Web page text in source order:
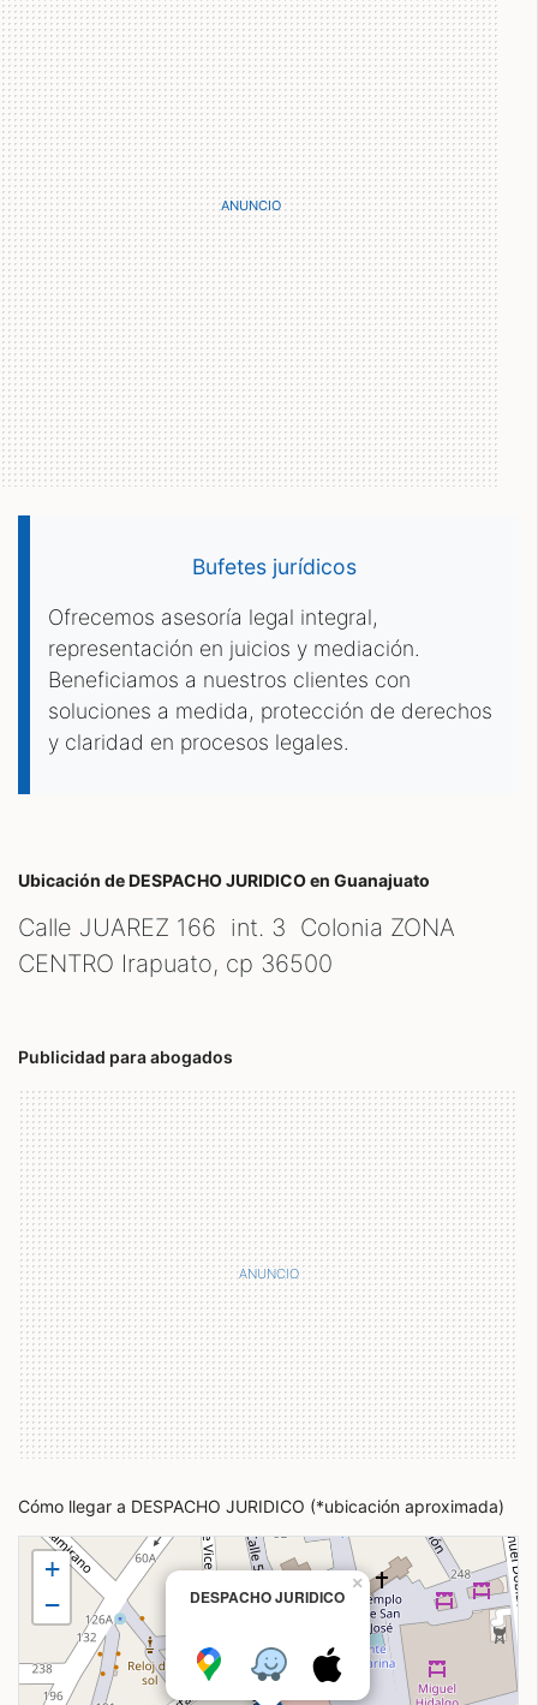
Bufetes jurídicos
Ofrecemos asesoría legal integral,
representación en juicios y mediación.
Beneficiamos a nuestros clientes con
soluciones a medida, protección de derechos
y claridad en procesos legales.
Ubicación de DESPACHO JURIDICOen Guanajuato
Calle JUAREZ 166 int. 3 Colonia ZONA
CENTRO Irapuato, cp 36500
Publicidad para abogados
Cómo llegar a DESPACHO JURIDICO (*ubicación aproximada)
DESPACHO JURIDICO
×
+
−